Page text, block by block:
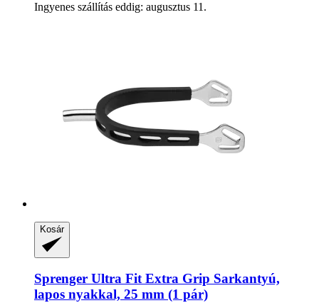
Ingyenes szállítás eddig: augusztus 11.
Kosár
Sprenger Ultra Fit Extra Grip Sarkantyú,
lapos nyakkal, 25 mm (1 pár)